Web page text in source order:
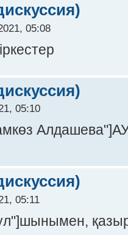
05:08
05:10
05:11